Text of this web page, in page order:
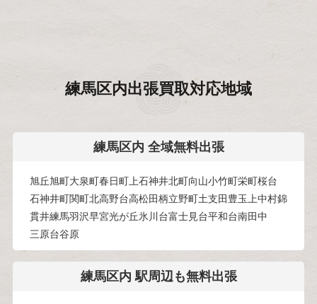
練馬区内出張買取対応地域
練馬区内 全域無料出張
旭丘旭町大泉町春日町上石神井北町向山小竹町栄町桜台
石神井町関町北高野台高松田柄立野町土支田 豊玉上中村錦
貫井練馬羽沢早宮光が丘氷川台富士見台平和台南田中
三原台谷原
練馬区内 駅周辺も無料出張